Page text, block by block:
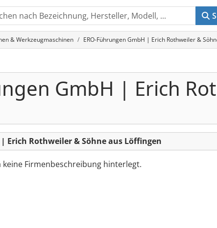
& Werkzeugmaschinen ERO-Führungen GmbH | Erich Rothweiler &
GmbH | Erich
Erich Rothweiler & Söhne aus Löffingen
Firmenbeschreibung hinterlegt.